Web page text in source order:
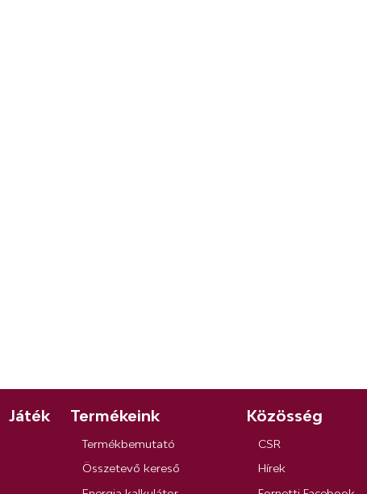
Játék Termékeink
Termékbemutató
Összetevő kereső
Közösség
CSR
Hírek